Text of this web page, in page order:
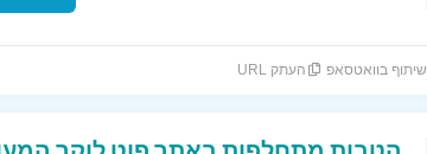
שיתוף בוואטסאפ העתק URL